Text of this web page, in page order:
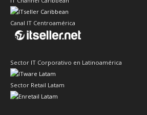
Canal IT Centroamérica
Sector IT Corporativo en Latinoamérica
Sector Retail Latam